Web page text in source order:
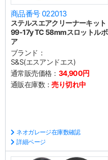
商品番号 022013
ステルスエアクリーナーキット
99-17y TC 58mmスロットルボ
ア
ブランド：
S&S(エスアンドエス)
通常販売価格： 34,900円
通販在庫数：売り切れ中
ネオガレージ在庫数確認
詳細ページ